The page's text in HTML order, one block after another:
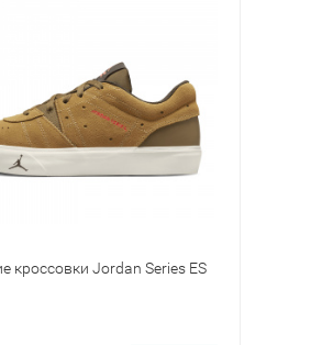
кроссовки Jordan Series ES